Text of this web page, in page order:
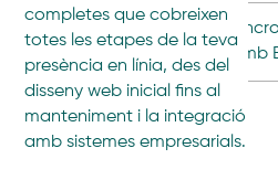
completes que cobreixen
totes les etapes de la teva
presència en línia, des del
disseny web inicial fins al
manteniment i la integració
amb sistemes empresarials.
amb